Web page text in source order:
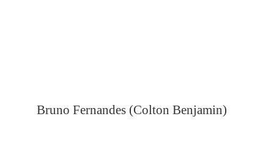
Bruno Fernandes (Colton Benjamin)